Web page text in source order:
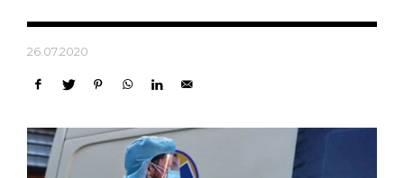
26.07.2020